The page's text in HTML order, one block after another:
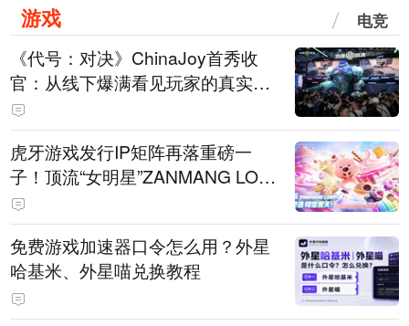
游戏 电竞
《代号：对决》ChinaJoy首秀收
官：从线下爆满看见玩家的真实期
待
虎牙游戏发行IP矩阵再落重磅一
子！顶流“女明星”ZANMANG LOO
PY 正版3D消除手游《消消奇遇》
惊喜曝光
免费游戏加速器口令怎么用？外星
哈基米、外星喵兑换教程